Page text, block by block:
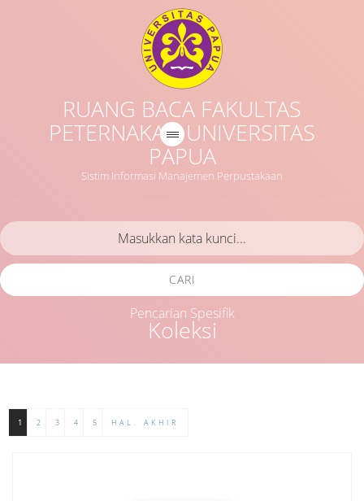
RUANG BACA FAKULTAS
PETERNAKAN UNIVERSITAS
PAPUA
Sistim Informasi Manajemen Perpustakaan
Koleksi
CARI
Pencarian Spesifik
1 2 3 4 5 HAL. AKHIR